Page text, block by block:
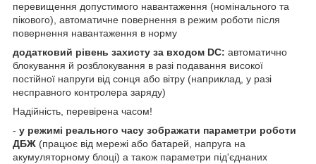
перевищення допустимого навантаження (номінального та
пікового), автоматичне повернення в режим роботи після
повернення навантаження в норму
додатковий рівень захисту за входом DC: автоматично
блокування й розблокування в разі подавання високої
постійної напруги від сонця або вітру (наприклад, у разі
несправного контролера заряду)
Надійність, перевірена часом!
- у режимі реального часу зображати параметри роботи
ДБЖ (працює від мережі або батарей, напруга на
акумуляторному блоці) а також параметри під'єднаних